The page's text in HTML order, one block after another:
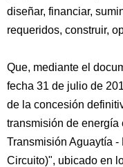
diseñar, financiar,
requeridos, construir,
Que, mediante el
fecha 31 de julio de
de la concesión
transmisión de
Transmisión Aguaytía
Circuito)", ubicado en